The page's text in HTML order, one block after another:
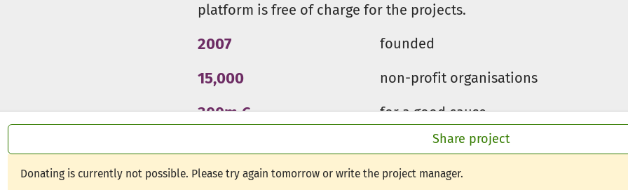
Share project
Donating is currently not possible. Please try again tomorrow or write the project manager.
platform is free of charge for the projects.
2007 founded
15,000 non-profit organisations
300m € for a good cause